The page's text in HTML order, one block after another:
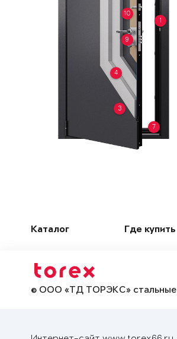
1
3
4
7
9
10
Каталог Где купить
© ООО «ТД ТОРЭКС» стальные